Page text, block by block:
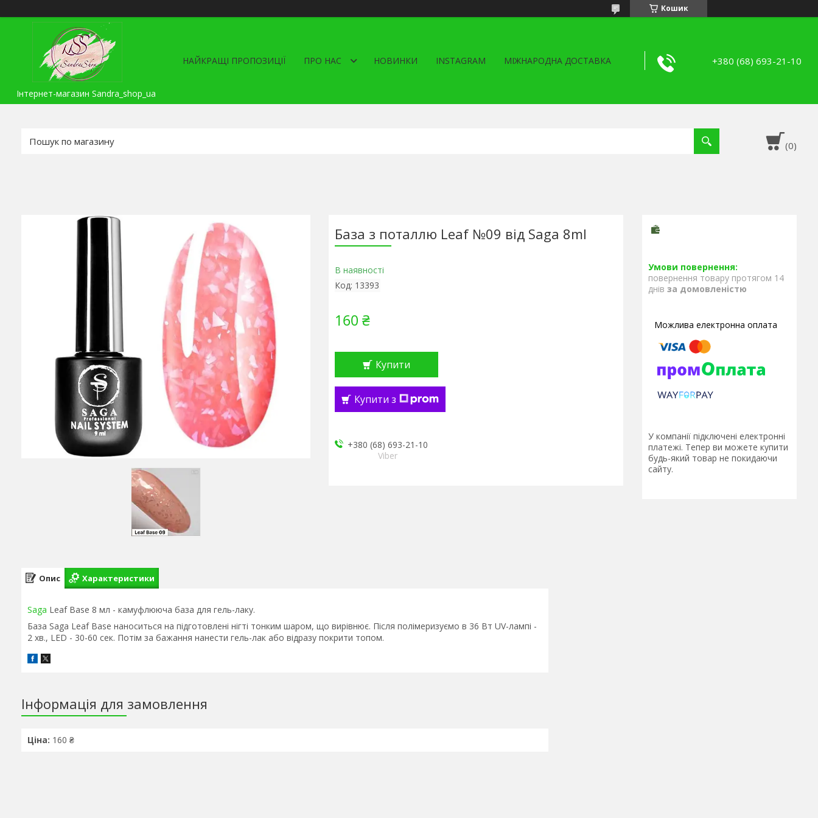
Кошик
Інтернет-магазин Sandra_shop_ua
НАЙКРАЩІ ПРОПОЗИЦІЇ ПРО НАС НОВИНКИ INSTAGRAM МІЖНАРОДНА ДОСТАВКА +380 (68) 693-21-10
База з поталлю Leaf №09 від Saga 8ml
В наявності
Код: 13393
160 ₴
Купити
Купити з
+380 (68) 693-21-10
Viber
повернення товару протягом 14
днів за домовленістю
У компанії підключені електронні
платежі. Тепер ви можете купити
будь-який товар не покидаючи
сайту.
Опис Характеристики
Saga Leaf Base 8 мл - камуфлююча база для гель-лаку.
База Saga Leaf Base наноситься на підготовлені нігті тонким шаром, що вирівнює. Після полімеризуємо в 36 Вт UV-лампі -
2 хв., LED - 30-60 сек. Потім за бажання нанести гель-лак або відразу покрити топом.
Інформація для замовлення
Ціна: 160 ₴